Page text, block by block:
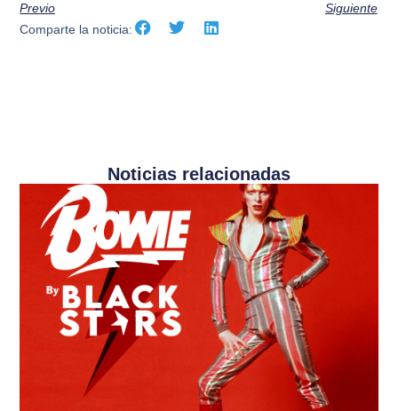
Previo
Siguiente
Comparte la noticia:
Noticias relacionadas